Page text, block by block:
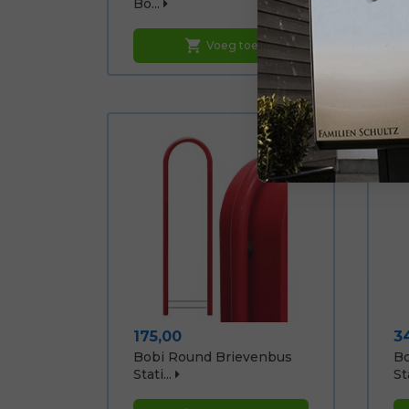
Bo...
shopping_cart Voeg toe
Prijs
175,00
Bobi Round Brievenbus
Stati...